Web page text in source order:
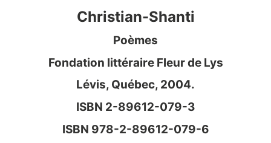
Christian-Shanti
Poèmes
Fondation littéraire Fleur de Lys
Lévis, Québec, 2004.
ISBN 2-89612-079-3
ISBN 978-2-89612-079-6